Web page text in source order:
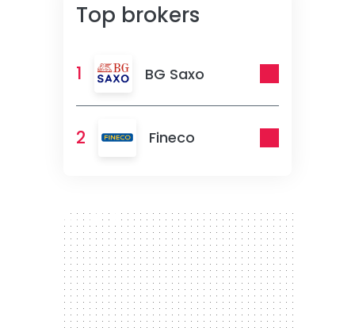
Top brokers
1 BG Saxo
2 Fineco
300 x 250